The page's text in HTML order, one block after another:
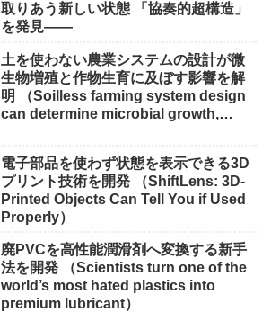
取りあう新しい状態 「協奏的超構造」
を発見――
土を使わない農業システムの設計が微
生物増殖と作物生育に及ぼす影響を解
明 （Soilless farming system design
can determine microbial growth,
電子部品を使わず状態を表示できる3D
プリント技術を開発 （ShiftLens: 3D-
Printed Objects Can Tell You if Used
Properly）
廃PVCを高性能潤滑剤へ変換する新手
法を開発 （Scientists turn one of the
world’s most hated plastics into
premium lubricant）